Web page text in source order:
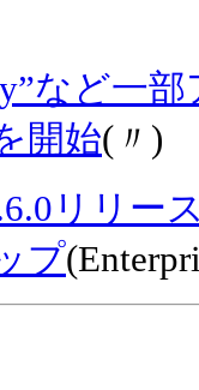
など一
開始(〃)
リリー
プ